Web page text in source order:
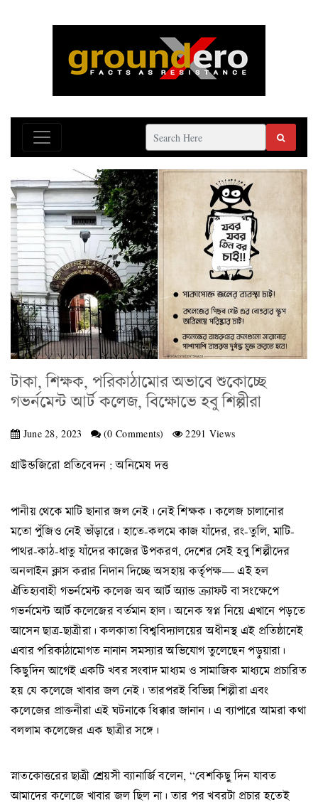
টাকা, শিক্ষক, পরিকাঠামোর অভাবে শুকোচ্ছে
গভর্নমেন্ট আর্ট কলেজ, বিক্ষোভে হবু শিল্পীরা
June 28, 2023 (0 Comments) 2291 Views
গ্রাউন্ডজিরো প্রতিবেদন : অনিমেষ দত্ত
পানীয় থেকে মাটি ছানার জল নেই। নেই শিক্ষক। কলেজ চালানোর
মতো পুঁজিও নেই ভাঁড়ারে। হাতে-কলমে কাজ যাঁদের, রং-তুলি, মাটি-
পাথর-কাঠ-ধাতু যাঁদের কাজের উপকরণ, দেশের সেই হবু শিল্পীদের
অনলাইন ক্লাস করার নিদান দিচ্ছে অসহায় কর্তৃপক্ষ— এই হল
ঐতিহ্যবাহী গভর্নমেন্ট কলেজ অব আর্ট অ্যান্ড ক্র্যাফট বা সংক্ষেপে
গভর্নমেন্ট আর্ট কলেজের বর্তমান হাল। অনেক স্বপ্ন নিয়ে এখানে পড়তে
আসেন ছাত্র-ছাত্রীরা। কলকাতা বিশ্ববিদ্যালয়ের অধীনস্থ এই প্রতিষ্ঠানেই
এবার পরিকাঠামোগত নানান সমস্যার অভিযোগ তুলেছেন পড়ুয়ারা।
কিছুদিন আগেই একটি খবর সংবাদ মাধ্যম ও সামাজিক মাধ্যমে প্রচারিত
হয় যে কলেজে খাবার জল নেই। তারপরই বিভিন্ন শিল্পীরা এবং
কলেজের প্রাক্তনীরা এই ঘটনাকে ধিক্কার জানান। এ ব্যাপারে আমরা কথা
বললাম কলেজের এক ছাত্রীর সঙ্গে।
স্নাতকোত্তরের ছাত্রী শ্রেয়সী ব্যানার্জি বলেন, “বেশকিছু দিন যাবত
আমাদের কলেজে খাবার জল ছিল না। তার পর খবরটা প্রচার হতেই